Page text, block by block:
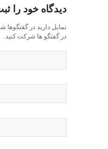
دیدگاه خود را
تمایل دارید در گفتگوها
در گفتگو ها شرکت کنید.